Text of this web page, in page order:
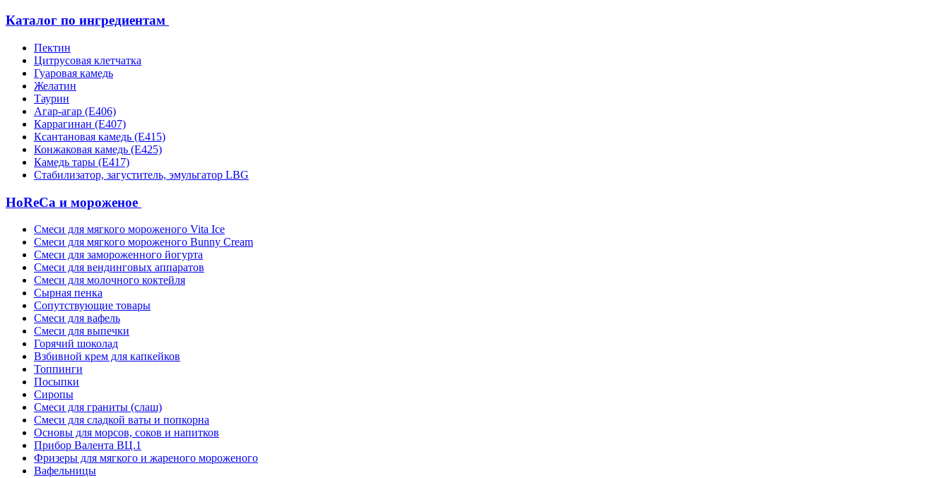
Каталог по ингредиентам
Пектин
Цитрусовая клетчатка
Гуаровая камедь
Желатин
Таурин
Агар-агар (Е406)
Каррагинан (Е407)
Ксантановая камедь (Е415)
Конжаковая камедь (Е425)
Камедь тары (Е417)
Стабилизатор, загуститель, эмульгатор LBG
HoReCa и мороженое
Смеси для мягкого мороженого Vita Ice
Смеси для мягкого мороженого Bunny Cream
Смеси для замороженного йогурта
Смеси для вендинговых аппаратов
Смеси для молочного коктейля
Сырная пенка
Сопутствующие товары
Смеси для вафель
Смеси для выпечки
Горячий шоколад
Взбивной крем для капкейков
Топпинги
Посыпки
Сиропы
Смеси для граниты (слаш)
Смеси для сладкой ваты и попкорна
Основы для морсов, соков и напитков
Прибор Валента ВЦ.1
Фризеры для мягкого и жареного мороженого
Вафельницы